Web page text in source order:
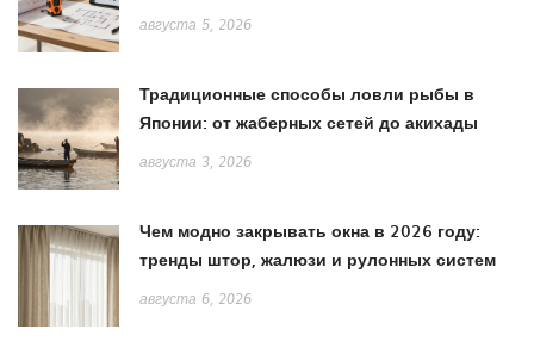
ремонта
августа 5, 2026
Традиционные способы ловли рыбы в
Японии: от жаберных сетей до акихады
августа 3, 2026
Чем модно закрывать окна в 2026 году:
тренды штор, жалюзи и рулонных систем
августа 6, 2026